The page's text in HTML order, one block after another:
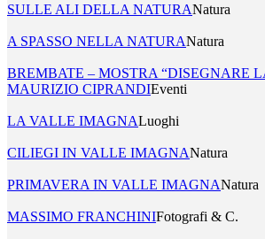
SULLE ALI DELLA NATURANatura
A SPASSO NELLA NATURANatura
BREMBATE – MOSTRA “DISEGNARE
MAURIZIO CIPRANDIEventi
LA VALLE IMAGNALuoghi
CILIEGI IN VALLE IMAGNANatura
PRIMAVERA IN VALLE IMAGNANatura
MASSIMO FRANCHINIFotografi & C.